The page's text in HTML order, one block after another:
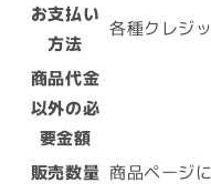
お支払い
方法
各種クレジ
商品代金
以外の必
要金額
販売数量 商品ページ